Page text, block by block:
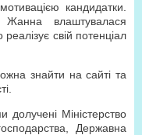
кандидатки.
Жанна влаштувалася
свій потенціал
знайти на сайті та
долучені Міністерство
Державна